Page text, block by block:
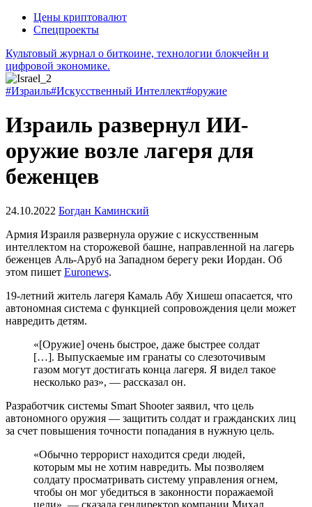
Цены криптовалют
Спецпроекты
Культовый журнал о биткоине, технологии блокчейн и
цифровой экономике.
#Израиль#Искусственный Интеллект#оружие
Израиль развернул ИИ-
оружие возле лагеря для
беженцев
24.10.2022 Богдан Каминский
Армия Израиля развернула оружие с искусственным
интеллектом на сторожевой башне, направленной на лагерь
беженцев Аль-Аруб на Западном берегу реки Иордан. Об
этом пишет Euronews.
19-летний житель лагеря Камаль Абу Хишеш опасается, что
автономная система с функцией сопровождения цели может
навредить детям.
«[Оружие] очень быстрое, даже быстрее солдат
[…]. Выпускаемые им гранаты со слезоточивым
газом могут достигать конца лагеря. Я видел такое
несколько раз», — рассказал он.
Разработчик системы Smart Shooter заявил, что цель
автономного оружия — защитить солдат и гражданских лиц
за счет повышения точности попадания в нужную цель.
«Обычно террорист находится среди людей,
которым мы не хотим навредить. Мы позволяем
солдату просматривать систему управления огнем,
чтобы он мог убедиться в законности поражаемой
цели», — сказала гендиректор компании Михал